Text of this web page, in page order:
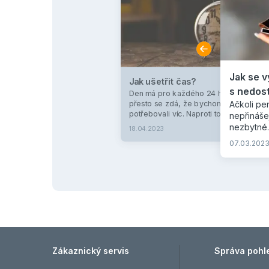
Jak ušetřit čas?
Den má pro každého 24 hodin, ale
přesto se zdá, že bychom těch hodin
potřebovali víc. Naproti tomu spoustu
drahocenného času ztrácíme
zbytečnými činnostmi a stěžováním si
na neustálý nedostatek času.
Ušetření i několik minut denně nám
18.04.2023 Více
Jak se
s
Ačkoli
pohoda,
07.03.2023
Zákaznický servis Správa